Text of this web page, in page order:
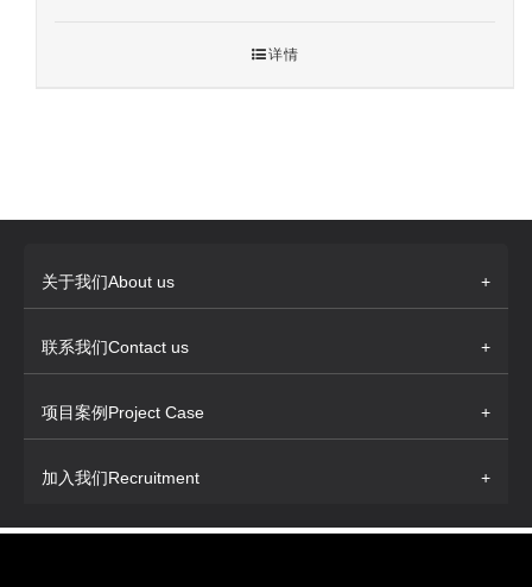
详情
关于我们About us +
联系我们Contact us +
项目案例Project Case +
加入我们Recruitment +